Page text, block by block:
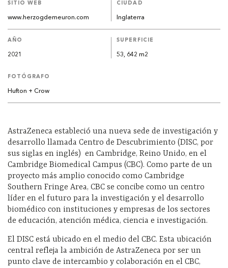
SITIO WEB
www.herzogdemeuron.com
CIUDAD
Inglaterra
AÑO
2021
SUPERFICIE
53, 642 m2
FOTÓGRAFO
Hufton + Crow
AstraZeneca estableció una nueva sede de investigación y
desarrollo llamada Centro de Descubrimiento (DISC, por
sus siglas en inglés) en Cambridge, Reino Unido, en el
Cambridge Biomedical Campus (CBC). Como parte de un
proyecto más amplio conocido como Cambridge
Southern Fringe Area, CBC se concibe como un centro
líder en el futuro para la investigación y el desarrollo
biomédico con instituciones y empresas de los sectores
de educación, atención médica, ciencia e investigación.
El DISC está ubicado en el medio del CBC. Esta ubicación
central refleja la ambición de AstraZeneca por ser un
punto clave de intercambio y colaboración en el CBC,